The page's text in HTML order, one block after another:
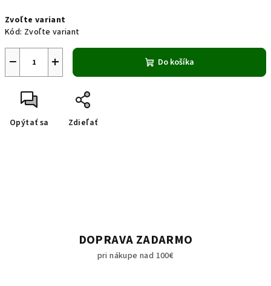
cena:
Zvoľte variant
Kód: Zvoľte variant
+
− Do košíka
Opýtať sa Zdieľať
DOPRAVA ZADARMO
pri nákupe nad 100€